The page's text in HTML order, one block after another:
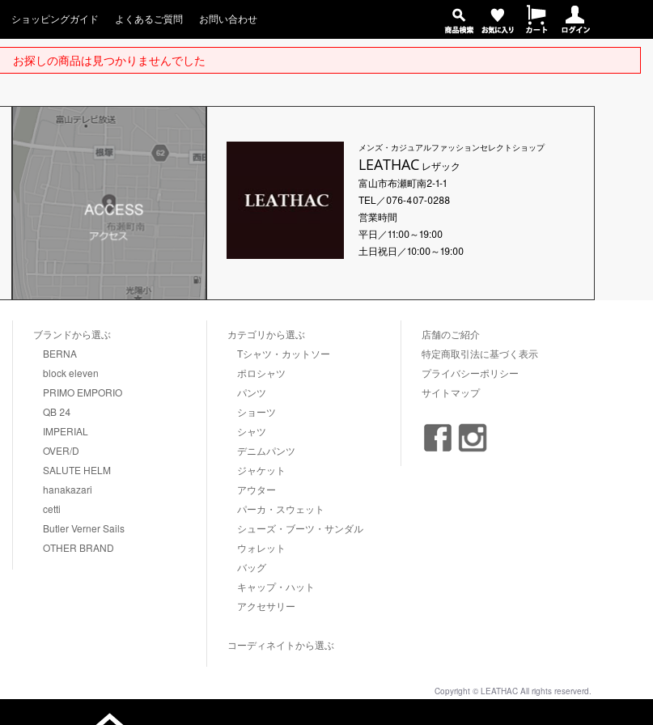
ショッピングガイド よくあるご質問 お問い合わせ
お探しの商品は見つかりませんでした
メンズ・カジュアルファッションセレクトショップ
LEATHAC レザック
富山市布瀬町南2-1-1
TEL／076-407-0288
営業時間
平日／11:00～19:00
土日祝日／10:00～19:00
ブランドから選ぶ
BERNA
block eleven
PRIMO EMPORIO
QB 24
IMPERIAL
OVER/D
SALUTE HELM
hanakazari
cetti
Butler Verner Sails
OTHER BRAND
カテゴリから選ぶ
Tシャツ・カットソー
ポロシャツ
パンツ
ショーツ
シャツ
デニムパンツ
ジャケット
アウター
パーカ・スウェット
シューズ・ブーツ・サンダル
ウォレット
バッグ
キャップ・ハット
アクセサリー
コーディネイトから選ぶ
店舗のご紹介
特定商取引法に基づく表示
プライバシーポリシー
サイトマップ
Copyright © LEATHAC All rights reserverd.